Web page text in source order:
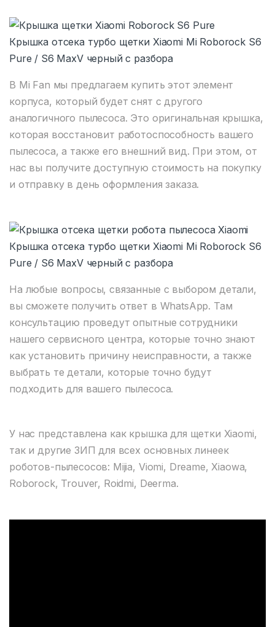
Крышка отсека турбо щетки Xiaomi Mi Roborock S6
Pure / S6 MaxV черный с разбора
В Mi Fan мы предлагаем купить этот элемент
корпуса, который будет снят с другого
аналогичного пылесоса. Это оригинальная крышка,
которая восстановит работоспособность вашего
пылесоса, а также его внешний вид. При этом, от
нас вы получите доступную стоимость на покупку
и отправку в день оформления заказа.
Крышка отсека турбо щетки Xiaomi Mi Roborock S6
Pure / S6 MaxV черный с разбора
На любые вопросы, связанные с выбором детали,
вы сможете получить ответ в WhatsApp. Там
консультацию проведут опытные сотрудники
нашего сервисного центра, которые точно знают
как установить причину неисправности, а также
выбрать те детали, которые точно будут
подходить для вашего пылесоса.
У нас представлена как крышка для щетки Xiaomi,
так и другие ЗИП для всех основных линеек
роботов-пылесосов: Mijia, Viomi, Dreame, Xiaowa,
Roborock, Trouver, Roidmi, Deerma.